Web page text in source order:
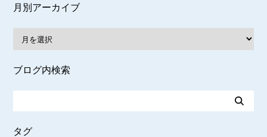
月別アーカイブ
ブログ内検索
タグ